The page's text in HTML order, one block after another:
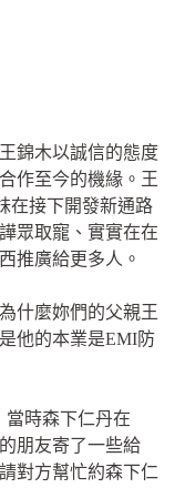
錦木以誠信的態度
作至今的機緣。王
在接下開發新通路
眾取寵、實實在在
推廣給更多人。
什麼妳們的父親王
他的本業是EMI防
當時森下仁丹在
朋友寄了一些給
對方幫忙約森下仁